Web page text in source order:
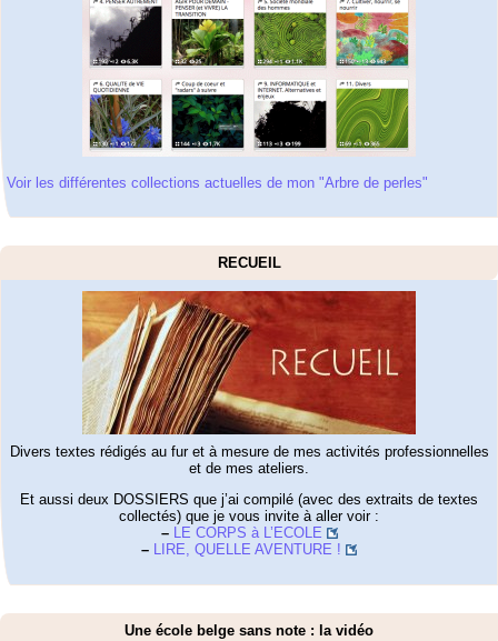
Voir les différentes collections actuelles de mon "Arbre de perles"
RECUEIL
Divers textes rédigés au fur et à mesure de mes activités professionnelles
et de mes ateliers.
Et aussi deux DOSSIERS que j’ai compilé (avec des extraits de textes
collectés) que je vous invite à aller voir :
– LE CORPS à L’ECOLE
– LIRE, QUELLE AVENTURE !
Une école belge sans note : la vidéo